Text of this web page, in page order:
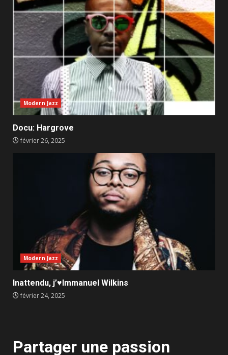
Modern Jazz
Docu: Hargrove
février 26, 2025
Modern Jazz
Inattendu, j’♥️Immanuel Wilkins
février 24, 2025
Partager une passion